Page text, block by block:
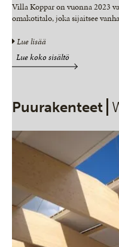
Villa Koppar on vuonna 2023
omakotitalo, joka sijaitsee
Lue lisää
Lue koko sisältö
Puurakenteet